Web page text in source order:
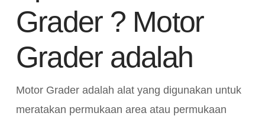
Grader ? Motor
Grader adalah
Motor Grader adalah alat yang digunakan untuk
meratakan permukaan area atau permukaan